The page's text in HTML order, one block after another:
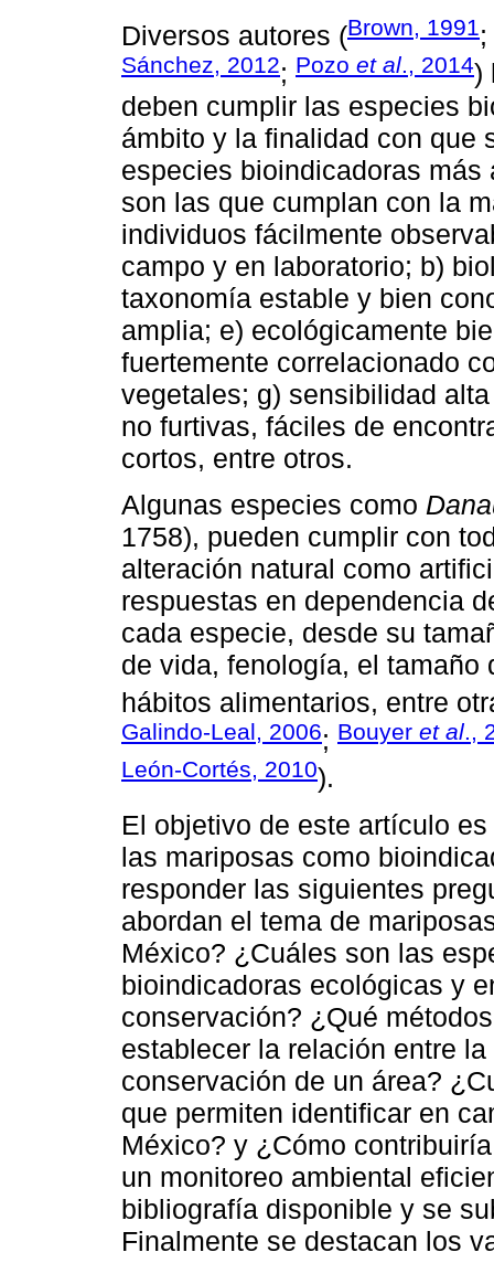
Diversos autores (Brown, 1991;
Sánchez, 2012; Pozo et al., 2014)
deben cumplir las especies
ámbito y la finalidad con que
especies bioindicadoras
son las que cumplan con la
individuos fácilmente
campo y en laboratorio; b)
taxonomía estable y bien
amplia; e) ecológicamente
fuertemente correlacionado
vegetales; g) sensibilidad
no furtivas, fáciles de
cortos, entre otros.
Algunas especies como
1758), pueden cumplir con
alteración natural como
respuestas en dependencia
cada especie, desde su
de vida, fenología, el
hábitos alimentarios, entre
Galindo-Leal, 2006; Bouyer et al.,
León-Cortés, 2010).
El objetivo de este artículo
las mariposas como
responder las siguientes
abordan el tema de
México? ¿Cuáles son las
bioindicadoras ecológicas y
conservación? ¿Qué
establecer la relación entre
conservación de un área?
que permiten identificar en
México? y ¿Cómo
un monitoreo ambiental
bibliografía disponible y se
Finalmente se destacan los